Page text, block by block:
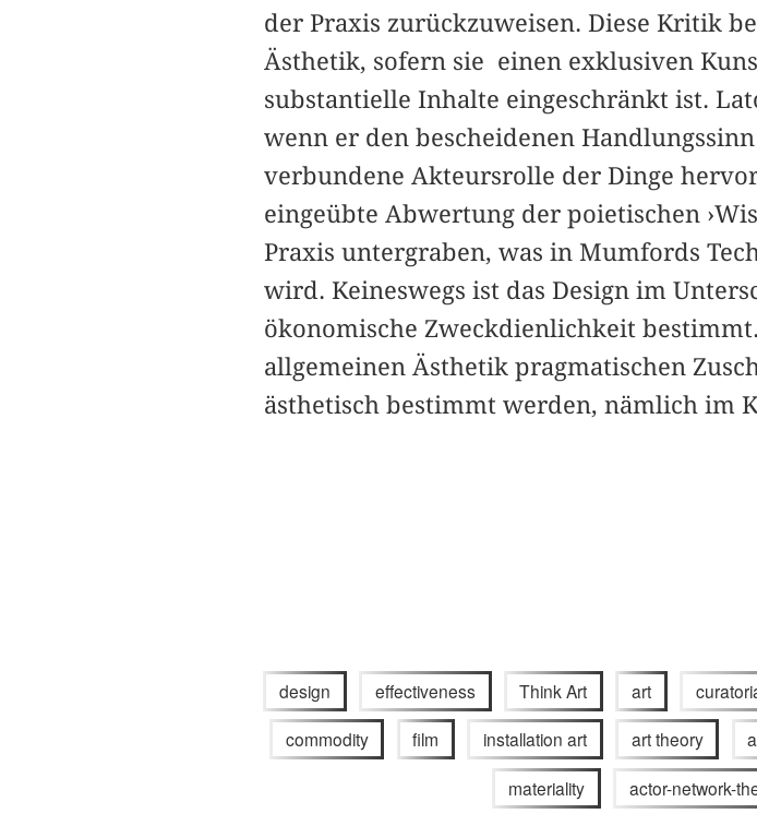
der Praxis zurückzuweisen. Diese Kritik
Ästhetik, sofern sie einen exklusiven
substantielle Inhalte eingeschränkt ist.
wenn er den bescheidenen
verbundene Akteursrolle der Dinge
eingeübte Abwertung der poietischen
Praxis untergraben, was in Mumfords
wird. Keineswegs ist das Design im
ökonomische Zweckdienlichkeit
allgemeinen Ästhetik pragmatischen
ästhetisch bestimmt werden, nämlich im
design effectiveness Think Art art
commodity film installation art art theory
materiality actor-network-